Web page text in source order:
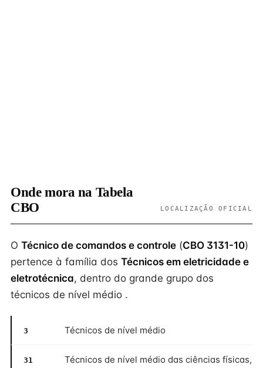
Onde mora na Tabela
CBO
LOCALIZAÇÃO OFICIAL
O Técnico de comandos e controle (CBO 3131-10)
pertence à família dos Técnicos em eletricidade e
eletrotécnica, dentro do grande grupo dos
técnicos de nível médio .
3 Técnicos de nível médio
31
Técnicos de nível médio das ciências físicas,